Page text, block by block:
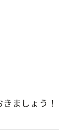
ましょう！